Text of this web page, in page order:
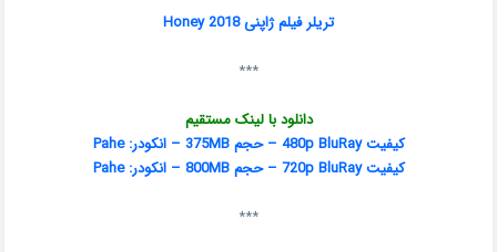
تریلر فیلم ژاپنی Honey 2018
***
دانلود با لینک مستقیم
کیفیت 480p BluRay – حجم 375MB – انکودر: Pahe
کیفیت 720p BluRay – حجم 800MB – انکودر: Pahe
***